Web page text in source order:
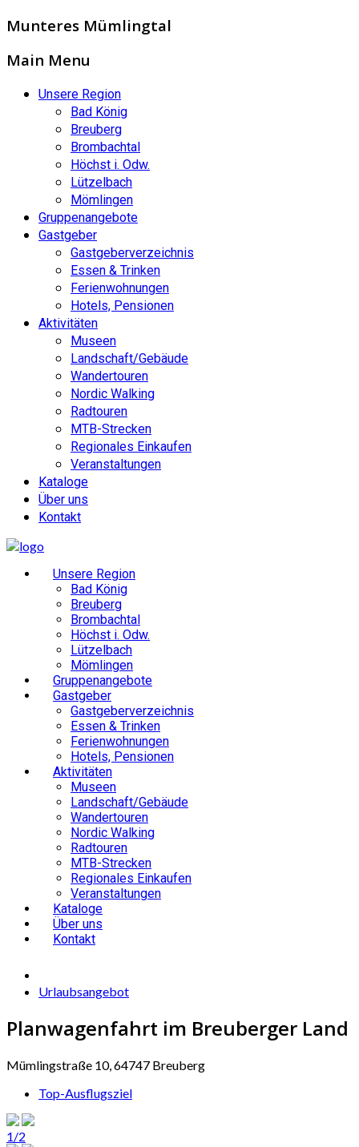
Munteres Mümlingtal
Main Menu
Unsere Region
Bad König
Breuberg
Brombachtal
Höchst i. Odw.
Lützelbach
Mömlingen
Gruppenangebote
Gastgeber
Gastgeberverzeichnis
Essen & Trinken
Ferienwohnungen
Hotels, Pensionen
Aktivitäten
Museen
Landschaft/Gebäude
Wandertouren
Nordic Walking
Radtouren
MTB-Strecken
Regionales Einkaufen
Veranstaltungen
Kataloge
Über uns
Kontakt
Unsere Region
Bad König
Breuberg
Brombachtal
Höchst i. Odw.
Lützelbach
Mömlingen
Gruppenangebote
Gastgeber
Gastgeberverzeichnis
Essen & Trinken
Ferienwohnungen
Hotels, Pensionen
Aktivitäten
Museen
Landschaft/Gebäude
Wandertouren
Nordic Walking
Radtouren
MTB-Strecken
Regionales Einkaufen
Veranstaltungen
Kataloge
Über uns
Kontakt
Urlaubsangebot
Planwagenfahrt im Breuberger Land
Mümlingstraße 10, 64747 Breuberg
Top-Ausflugsziel
1/2